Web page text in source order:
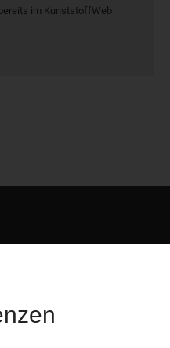
im KunststoffWeb
seit 1996 die Fach-
mit täglichen
"Kunststoffe". Im Fokus